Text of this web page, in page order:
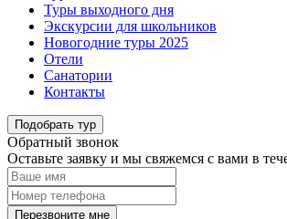
Туры выходного дня
Экскурсии для школьников
Новогодние туры 2025
Отели
Санатории
Контакты
Подобрать тур
Обратный звонок
Оставьте заявку и мы свяжемся с вами в
Перезвоните мне